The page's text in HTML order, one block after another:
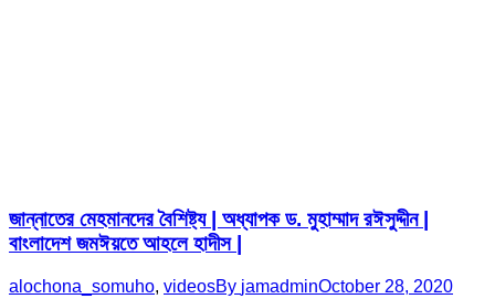
জান্নাতের মেহমানদের বৈশিষ্ট্য | অধ্যাপক ড. মুহাম্মাদ রঈসুদ্দীন |
বাংলাদেশ জমঈয়তে আহলে হাদীস |
alochona_somuho, videosBy jamadminOctober 28, 2020